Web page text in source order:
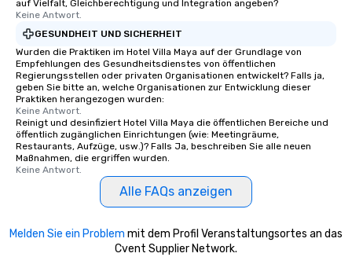
auf Vielfalt, Gleichberechtigung und Integration angeben?
Keine Antwort.
GESUNDHEIT UND SICHERHEIT
Wurden die Praktiken im Hotel Villa Maya auf der Grundlage von
Empfehlungen des Gesundheitsdienstes von öffentlichen
Regierungsstellen oder privaten Organisationen entwickelt? Falls ja,
geben Sie bitte an, welche Organisationen zur Entwicklung dieser
Praktiken herangezogen wurden:
Keine Antwort.
Reinigt und desinfiziert Hotel Villa Maya die öffentlichen Bereiche und
öffentlich zugänglichen Einrichtungen (wie: Meetingräume,
Restaurants, Aufzüge, usw.)? Falls Ja, beschreiben Sie alle neuen
Maßnahmen, die ergriffen wurden.
Keine Antwort.
Alle FAQs anzeigen
Melden Sie ein Problem mit dem Profil Veranstaltungsortes an das
Cvent Supplier Network.